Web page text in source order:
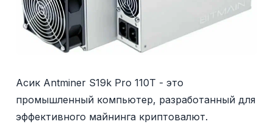
Асик Antminer S19k Pro 110T - это
промышленный компьютер, разработанный для
эффективного майнинга криптовалют.